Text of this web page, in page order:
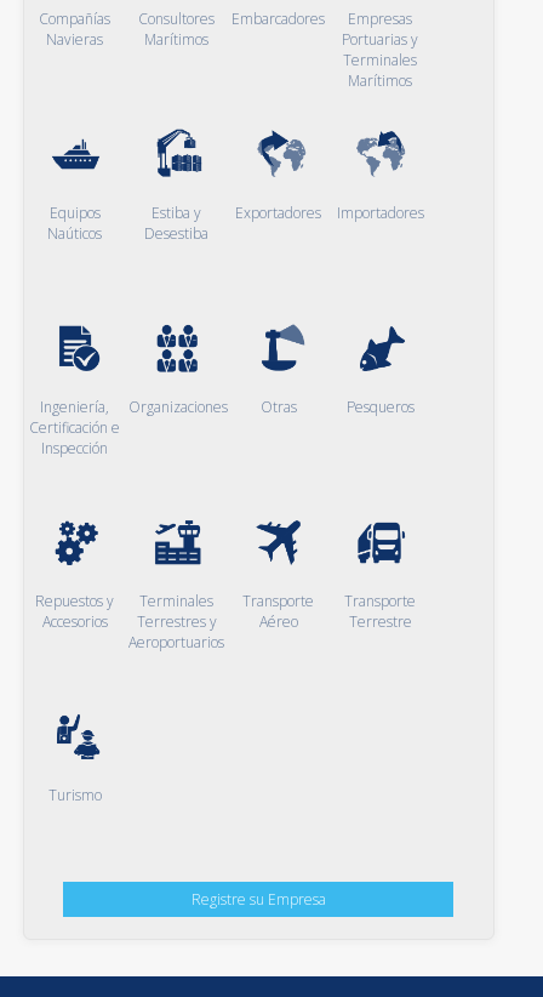
Compañías
Navieras
Consultores
Marítimos
Embarcadores
Empresas
Portuarias y
Terminales
Marítimos
Equipos
Naúticos
Estiba y
Desestiba
Exportadores Importadores
Ingeniería,
Certificación e
Inspección
Organizaciones Otras Pesqueros
Repuestos y
Accesorios
Terminales
Terrestres y
Aeroportuarios
Transporte
Aéreo
Transporte
Terrestre
Turismo
Registre su Empresa